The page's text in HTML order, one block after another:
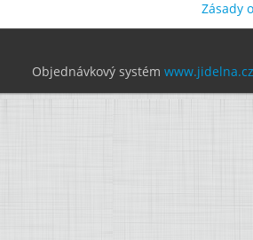
Zásady
Objednávkový systém www.jidelna.cz